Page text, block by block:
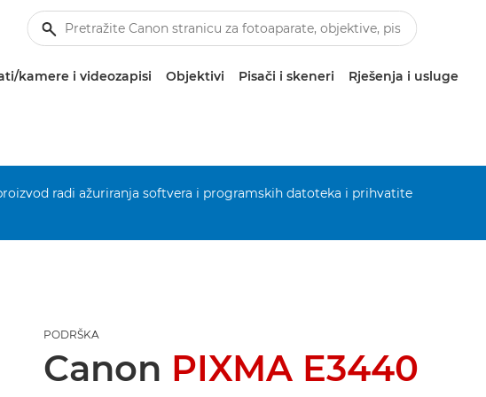
kamere i videozapisi Objektivi Pisači i skeneri Rješenja i usluge
radi ažuriranja softvera i programskih datoteka i prihvatite
PODRŠKA
Canon PIXMA E3440